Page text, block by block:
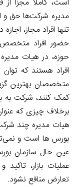
مدیره شرکت‌ها حق و
تنها افراد مجاز،
حضور افراد متخصص
حوزه، در هیات
افراد هستند که
متخصصان بهترین
کمک کنند، شرکت به
برخلاف چیزی که
هیات مدیره چند
بورس ها است و
عین حال سازمان
عملیات بازار،
تعارض منافع نشود.